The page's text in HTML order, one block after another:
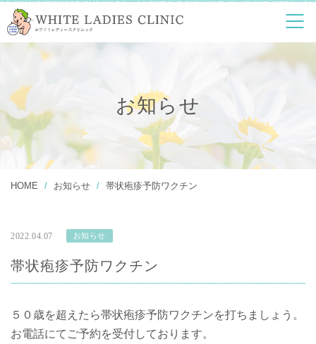
診療案内
婦人科診療
点滴療法
アンチエイジング
デトックス療法
サプリメント外来
予防接種
マタニティヨガ ピル
アクセス
お知らせ
HOME お知らせ 帯状疱疹予防ワクチン
2022.04.07 お知らせ
帯状疱疹予防ワクチン
５０歳を超えたら帯状疱疹予防ワクチンを打ちましょう。
お電話にてご予約を受付しております。